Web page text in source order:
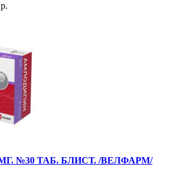
№30 ТАБ. БЛИСТ. /ВЕЛФАРМ/